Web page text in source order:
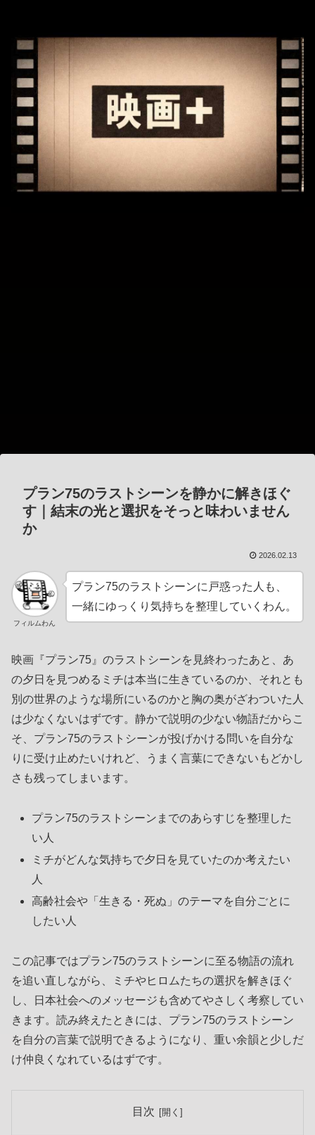
プラン75のラストシーンを静かに解きほぐ
す｜結末の光と選択をそっと味わいません
か
2026.02.13
フィルムわん
プラン75のラストシーンに戸惑った人も、
一緒にゆっくり気持ちを整理していくわん。
映画『プラン75』のラストシーンを見終わったあと、あ
の夕日を見つめるミチは本当に生きているのか、それとも
別の世界のような場所にいるのかと胸の奥がざわついた人
は少なくないはずです。静かで説明の少ない物語だからこ
そ、プラン75のラストシーンが投げかける問いを自分な
りに受け止めたいけれど、うまく言葉にできないもどかし
さも残ってしまいます。
プラン75のラストシーンまでのあらすじを整理した
い人
ミチがどんな気持ちで夕日を見ていたのか考えたい
人
高齢社会や「生きる・死ぬ」のテーマを自分ごとに
したい人
この記事ではプラン75のラストシーンに至る物語の流れ
を追い直しながら、ミチやヒロムたちの選択を解きほぐ
し、日本社会へのメッセージも含めてやさしく考察してい
きます。読み終えたときには、プラン75のラストシーン
を自分の言葉で説明できるようになり、重い余韻と少しだ
け仲良くなれているはずです。
目次